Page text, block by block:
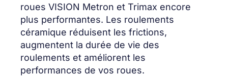
roues VISION Metron et Trimax encore
plus performantes. Les roulements
céramique réduisent les frictions,
augmentent la durée de vie des
roulements et améliorent les
performances de vos roues.